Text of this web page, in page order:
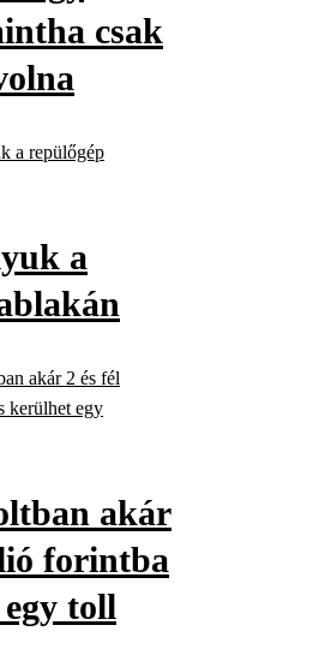
csak
a
akár
forintba
toll